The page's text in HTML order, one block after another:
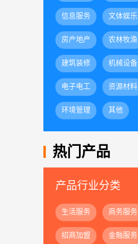
信息服务 文体娱乐
房产地产 农林牧渔
建筑装修 机械设备
电子电工 资源材料
环境管理 其他
热门产品
产品行业分类
生活服务 商务服务
招商加盟 金融服务